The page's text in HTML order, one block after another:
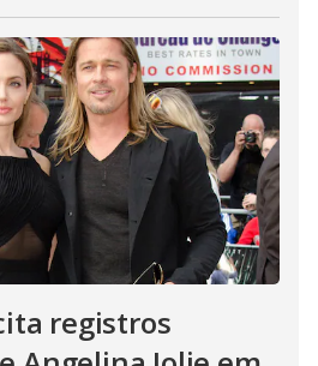
registros